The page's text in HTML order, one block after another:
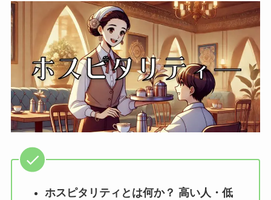
ホスピタリティとは何か？ 高い人・低